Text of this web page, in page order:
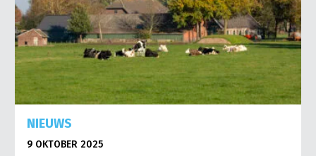
NIEUWS
9 OKTOBER 2025